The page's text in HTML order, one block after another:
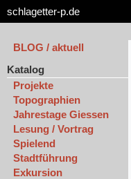
schlagetter-p.de
BLOG / aktuell
Katalog
Projekte
Topographien
Jahrestage Giessen
Lesung / Vortrag
Spielend
Stadtführung
Exkursion